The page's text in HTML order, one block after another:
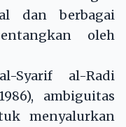
dan berbagai
oleh
Syarif al-Radi
ambiguitas
menyalurkan